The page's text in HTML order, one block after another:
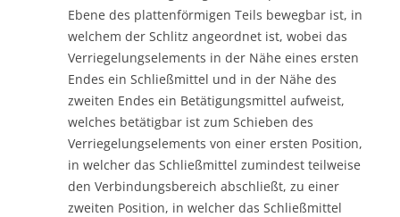
Ebene des plattenförmigen Teils bewegbar ist, in
welchem der Schlitz angeordnet ist, wobei das
Verriegelungselements in der Nähe eines ersten
Endes ein Schließmittel und in der Nähe des
zweiten Endes ein Betätigungsmittel aufweist,
welches betätigbar ist zum Schieben des
Verriegelungselements von einer ersten Position,
in welcher das Schließmittel zumindest teilweise
den Verbindungsbereich abschließt, zu einer
zweiten Position, in welcher das Schließmittel